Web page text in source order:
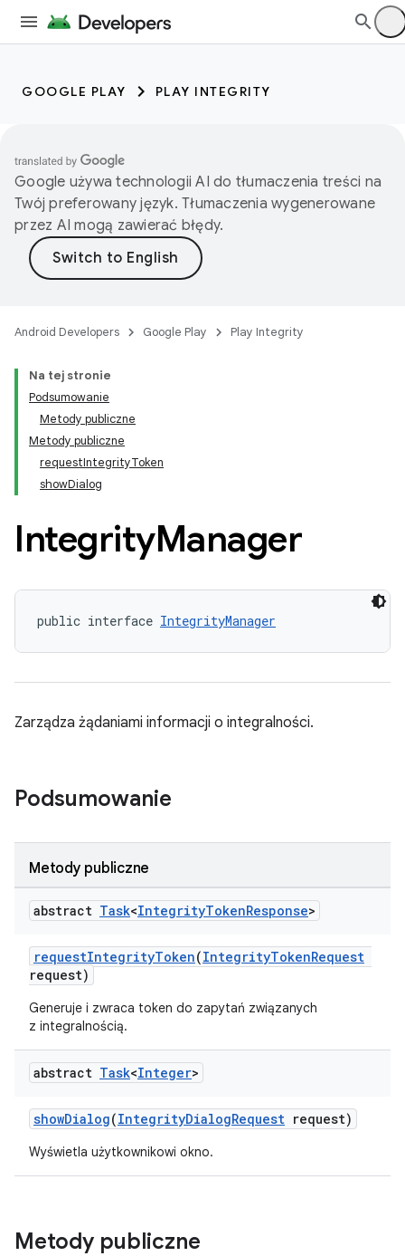
GOOGLE PLAY PLAY INTEGRITY
Google używa technologii AI do tłumaczenia treści na
Twój preferowany język. Tłumaczenia wygenerowane
przez AI mogą zawierać błędy.
Android Developers Google Play Play Integrity
Na tej stronie
Podsumowanie
Metody publiczne
Metody publiczne
requestIntegrityToken
showDialog
IntegrityManager
public interface IntegrityManager
Zarządza żądaniami informacji o integralności.
Podsumowanie
Metody publiczne
abstract Task<IntegrityTokenResponse>
requestIntegrityToken(IntegrityTokenRequest
request)
Generuje i zwraca token do zapytań związanych
z integralnością.
abstract Task<Integer>
showDialog(IntegrityDialogRequest request)
Wyświetla użytkownikowi okno.
Metody publiczne